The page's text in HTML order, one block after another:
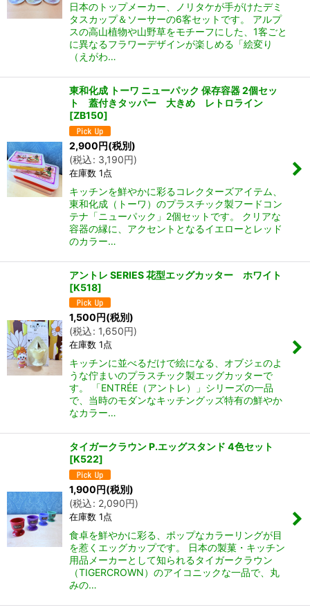
日本のトップメーカー、ノリタケが手がけたデミ
タスカップ＆ソーサーの6客セットです。 アルプ
スの高山植物や山野草をモチーフにした、1客ごと
に異なるフラワーデザインが楽しめる「絵変り
（えがわ…
東和化成 トーワ ニューパック 保存容器 2個セッ
ト 蓋付きタッパー 大きめ レトロライン
[ZB150]
2,900円(税別)
(税込: 3,190円)
在庫数 1点
キッチンを鮮やかに彩るコレクターズアイテム、
東和化成（トーワ）のプラスチック製フードコン
テナ「ニューパック」2個セットです。 クリアな
容器の縁に、アクセントとなるイエローとレッド
のカラー…
アントレ SERIES 花型エッグカッター ホワイト
[K518]
1,500 円(税別)
(税込: 1,650円)
在庫数 1点
キッチンに並べるだけで絵になる、オブジェのよ
うな佇まいのプラスチック製エッグカッターで
す。 「ENTRÉE（アントレ）」シリーズの一品
で、当時のモダンなキッチングッズ特有の鮮やか
なカラー…
タイガークラウン P.エッグスタンド 4色セット
[K522]
1,900円(税別)
(税込: 2,090円)
在庫数 1点
食卓を鮮やかに彩る、ポップなカラーリングが目
を惹くエッグカップです。 日本の製菓・キッチン
用品メーカーとして知られるタイガークラウン
（TIGERCROWN）のアイコニックな一品で、丸
みの…